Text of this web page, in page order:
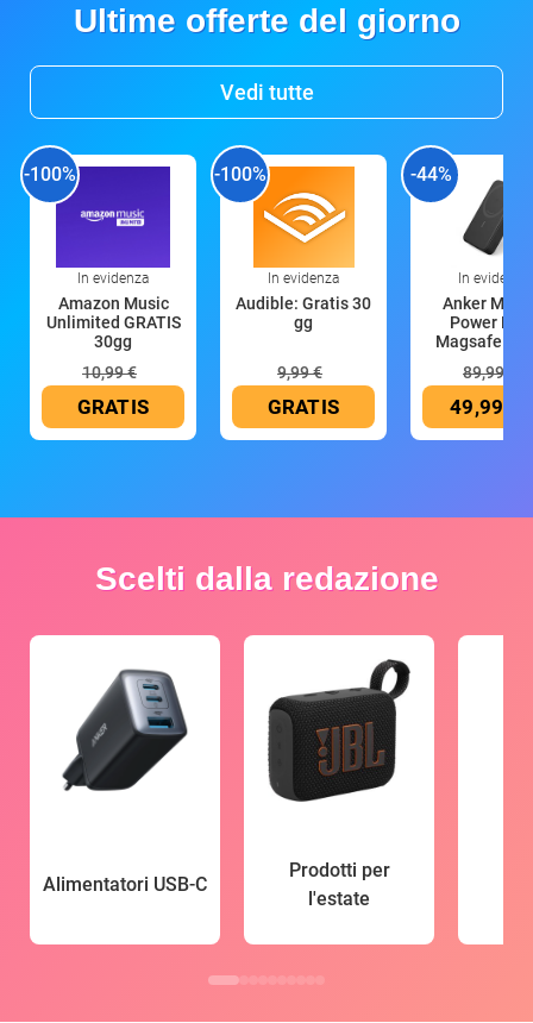
Ultime offerte del giorno
Vedi tutte
-100%
In evidenza
Amazon Music
Unlimited GRATIS
30gg
10,99 €
GRATIS
-100%
In evidenza
Audible: Gratis 30
gg
9,99 €
GRATIS
-44%
In evidenza
Anker
Power
Magsafe
89,99 €
49,99 €
Scelti dalla redazione
Alimentatori USB-C
Prodotti per
l'estate